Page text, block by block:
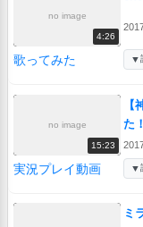
no image
4:26
歌ってみた ▼
no image
15:23
た
実況プレイ動画 ▼
ミ